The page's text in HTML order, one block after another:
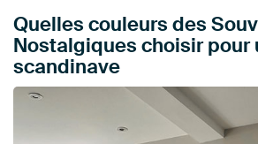
Quelles couleurs des
Nostalgiques choisir pour
scandinave